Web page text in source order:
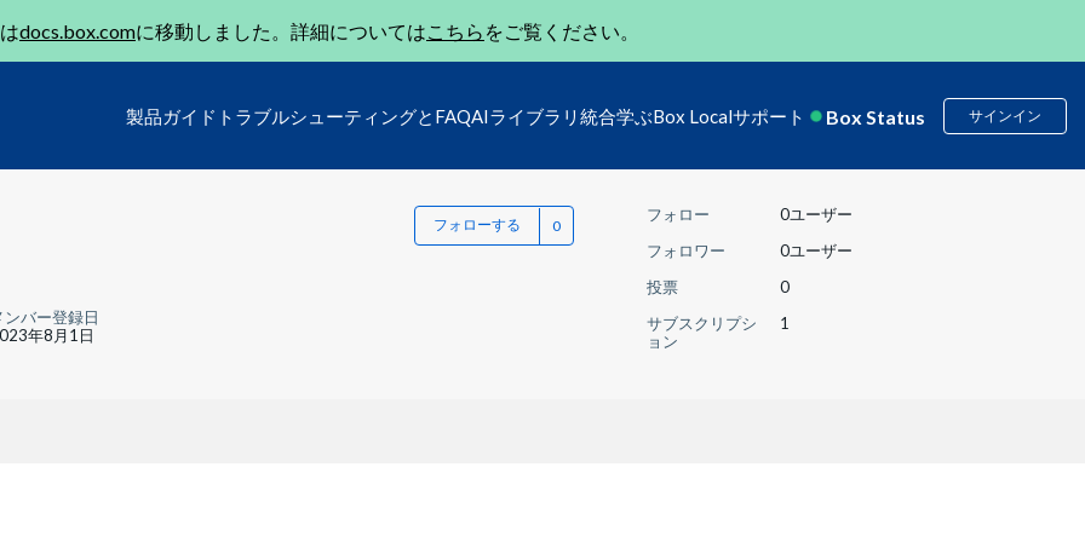
docs.box.comに移動しました。詳細についてはこちら をご覧ください。
製品ガイド トラブルシューティングとFAQAIライブラリ 統合学ぶBox Localサポート Box Status サインイン
フォローする
ンバー登録日
年8月1日
フォロー
0ユーザー
フォロワー
0ユーザー
投票
0
サブスクリプシ
ョン
1